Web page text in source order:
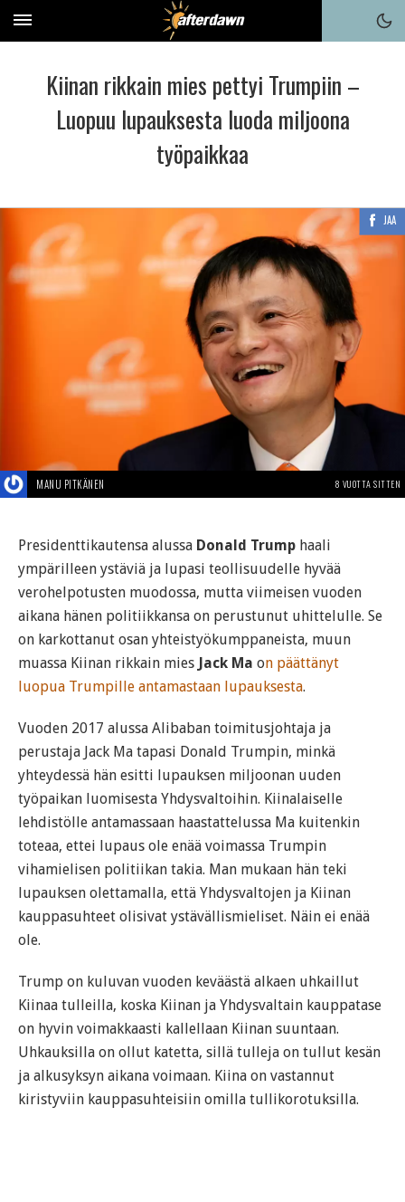
Kiinan rikkain mies pettyi Trumpiin –
Luopuu lupauksesta luoda miljoona
työpaikkaa
JAA
MANU PITKÄNEN 8 VUOTTA SITTEN
Presidenttikautensa alussa Donald Trump haali
ympärilleen ystäviä ja lupasi teollisuudelle hyvää
verohelpotusten muodossa, mutta viimeisen vuoden
aikana hänen politiikkansa on perustunut uhittelulle. Se
on karkottanut osan yhteistyökumppaneista, muun
muassa Kiinan rikkain mies Jack Ma on päättänyt
luopua Trumpille antamastaan lupauksesta.
Vuoden 2017 alussa Alibaban toimitusjohtaja ja
perustaja Jack Ma tapasi Donald Trumpin, minkä
yhteydessä hän esitti lupauksen miljoonan uuden
työpaikan luomisesta Yhdysvaltoihin. Kiinalaiselle
lehdistölle antamassaan haastattelussa Ma kuitenkin
toteaa, ettei lupaus ole enää voimassa Trumpin
vihamielisen politiikan takia. Man mukaan hän teki
lupauksen olettamalla, että Yhdysvaltojen ja Kiinan
kauppasuhteet olisivat ystävällismieliset. Näin ei enää
ole.
Trump on kuluvan vuoden keväästä alkaen uhkaillut
Kiinaa tulleilla, koska Kiinan ja Yhdysvaltain kauppatase
on hyvin voimakkaasti kallellaan Kiinan suuntaan.
Uhkauksilla on ollut katetta, sillä tulleja on tullut kesän
ja alkusyksyn aikana voimaan. Kiina on vastannut
kiristyviin kauppasuhteisiin omilla tullikorotuksilla.